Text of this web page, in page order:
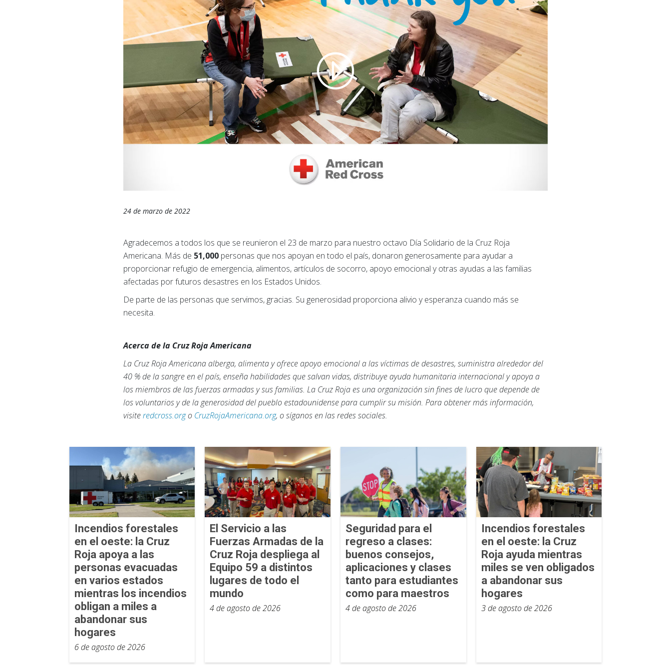
24 de marzo de 2022
Agradecemos a todos los que se reunieron el 23 de marzo para nuestro octavo Día Solidario de la Cruz Roja
Americana. Más de 51,000 personas que nos apoyan en todo el país, donaron generosamente para ayudar a
proporcionar refugio de emergencia, alimentos, artículos de socorro, apoyo emocional y otras ayudas a las familias
afectadas por futuros desastres en los Estados Unidos.
De parte de las personas que servimos, gracias. Su generosidad proporciona alivio y esperanza cuando más se
necesita.
Acerca de la Cruz Roja Americana
La Cruz Roja Americana alberga, alimenta y ofrece apoyo emocional a las víctimas de desastres, suministra alrededor del
40 % de la sangre en el país, enseña habilidades que salvan vidas, distribuye ayuda humanitaria internacional y apoya a
los miembros de las fuerzas armadas y sus familias. La Cruz Roja es una organización sin fines de lucro que depende de
los voluntarios y de la generosidad del pueblo estadounidense para cumplir su misión. Para obtener más información,
visiteredcross.orgo CruzRojaAmericana.org, o síganos en las redes sociales.
Incendios forestales
en el oeste: la Cruz
Roja apoya a las
personas evacuadas
en varios estados
mientras los incendios
obligan a miles a
abandonar sus
hogares
6 de agosto de 2026
El Servicio a las
Fuerzas Armadas de la
Cruz Roja despliega al
Equipo 59 a distintos
lugares de todo el
mundo
4 de agosto de 2026
Seguridad para el
regreso a clases:
buenos consejos,
aplicaciones y clases
tanto para estudiantes
como para maestros
4 de agosto de 2026
Incendios forestales
en el oeste: la Cruz
Roja ayuda mientras
miles se ven obligados
a abandonar sus
hogares
3 de agosto de 2026